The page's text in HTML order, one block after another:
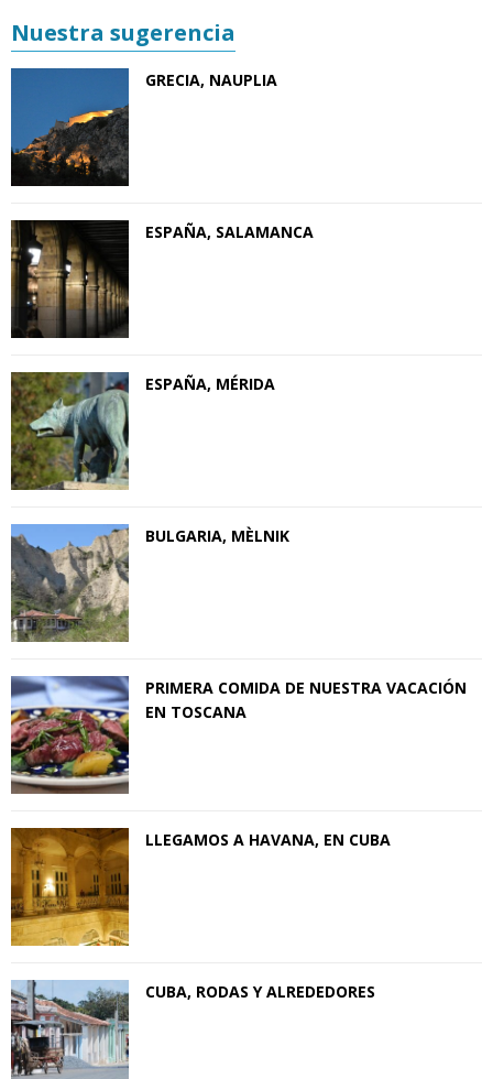
Nuestra sugerencia
GRECIA, NAUPLIA
ESPAÑA, SALAMANCA
ESPAÑA, MÉRIDA
BULGARIA, MЀLNIK
PRIMERA COMIDA DE NUESTRA VACACIÓN
EN TOSCANA
LLEGAMOS A HAVANA, EN CUBA
CUBA, RODAS Y ALREDEDORES